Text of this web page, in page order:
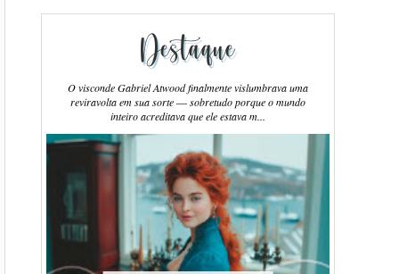
Destaque
O visconde Gabriel Atwood finalmente vislumbrava uma
reviravolta em sua sorte ― sobretudo porque o mundo
inteiro acreditava que ele estava m...